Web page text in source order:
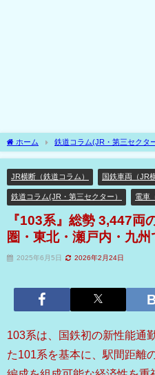
ホーム 鉄道コラム(JR・第三セクタ
系』総勢 3,447両の大所帯！首都圏・関西
JR横断（鉄道コラム） 国鉄車両（JR
鉄道コラム(JR・第三セクター） 電車
『103系』総勢 3,447両
圏・東北・瀬戸内・九州
2025年6月5日 2026年2月24日
103系は、国鉄初の新性能通
た101系を基本に、駅間距離